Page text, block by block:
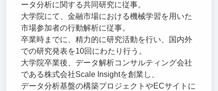
ータ分析に関する共同研究に従事。
大学院にて、金融市場における機械学習を用いた
市場参加者の行動解析に従事。
卒業時までに、精力的に研究活動を行い、国内外
での研究発表を10回にわたり行う。
大学院卒業後、データ解析コンサルティング会社
である株式会社Scale Insightを創業し、
データ分析基盤の構築プロジェクトやECサイトに